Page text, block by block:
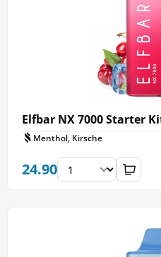
Elfbar NX 7000 Starter
Menthol, Kirsche
24.90